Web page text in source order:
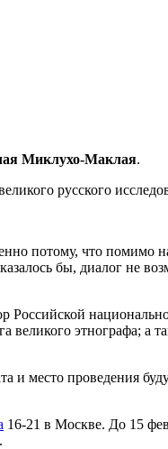
Миклухо-Маклая.
русского
потому, что помимо
бы, диалог не
Российской
великого этнографа; а
и место проведения
16-21 в Москве. До 15